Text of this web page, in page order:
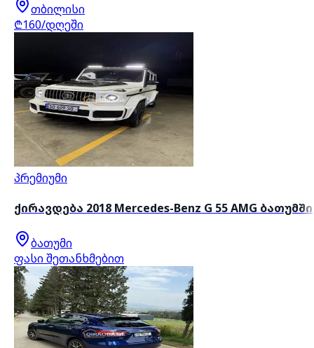
თბილისი
₾160/დღეში
პრემიუმი
ქირავდება 2018 Mercedes-Benz G 55 AMG ბათუმში
ბათუმი
ფასი შეთანხმებით